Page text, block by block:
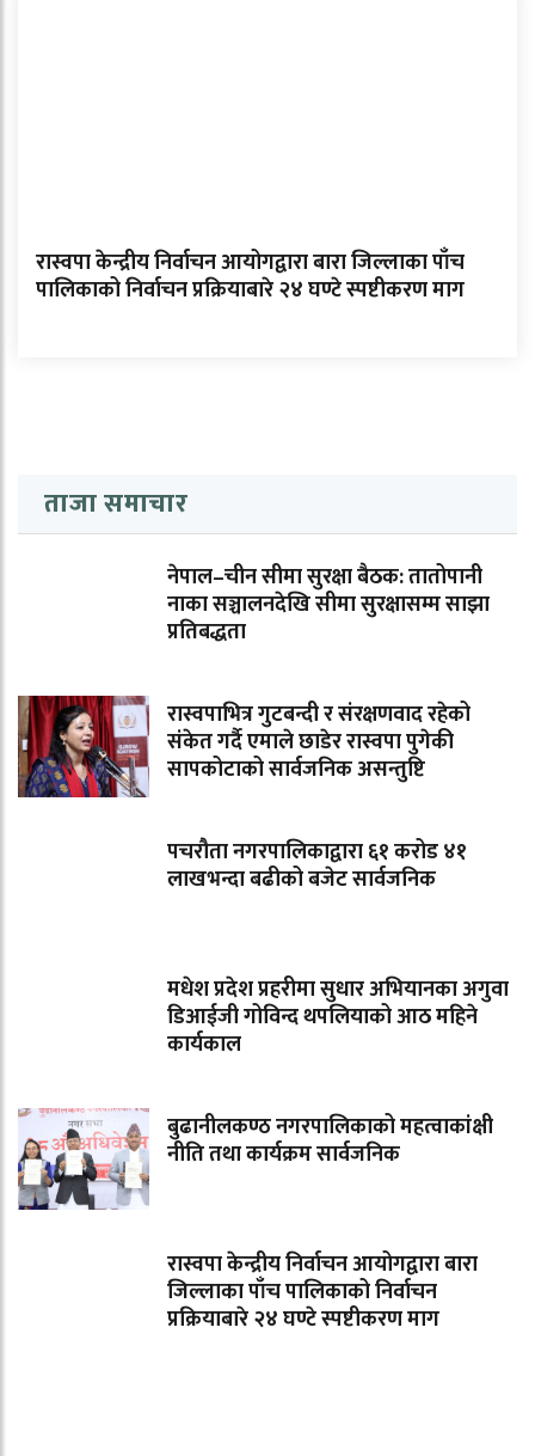
रास्वपा केन्द्रीय निर्वाचन आयोगद्वारा बारा जिल्लाका पाँच
पालिकाको निर्वाचन प्रक्रियाबारे २४ घण्टे स्पष्टीकरण माग
ताजा समाचार
नेपाल–चीन सीमा सुरक्षा बैठक: तातोपानी
नाका सञ्चालनदेखि सीमा सुरक्षासम्म साझा
प्रतिबद्धता
रास्वपाभित्र गुटबन्दी र संरक्षणवाद रहेको
संकेत गर्दै एमाले छाडेर रास्वपा पुगेकी
सापकोटाको सार्वजनिक असन्तुष्टि
पचरौता नगरपालिकाद्वारा ६१ करोड ४१
लाखभन्दा बढीको बजेट सार्वजनिक
मधेश प्रदेश प्रहरीमा सुधार अभियानका अगुवा
डिआईजी गोविन्द थपलियाको आठ महिने
कार्यकाल
बुढानीलकण्ठ नगरपालिकाको महत्वाकांक्षी
नीति तथा कार्यक्रम सार्वजनिक
रास्वपा केन्द्रीय निर्वाचन आयोगद्वारा बारा
जिल्लाका पाँच पालिकाको निर्वाचन
प्रक्रियाबारे २४ घण्टे स्पष्टीकरण माग